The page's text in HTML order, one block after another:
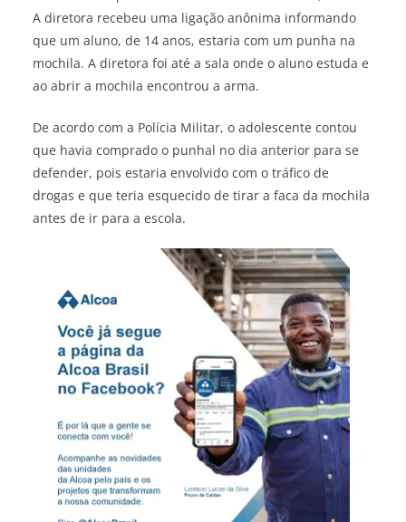
A diretora recebeu uma ligação anônima informando
que um aluno, de 14 anos, estaria com um punha na
mochila. A diretora foi até a sala onde o aluno estuda e
ao abrir a mochila encontrou a arma.
De acordo com a Polícia Militar, o adolescente contou
que havia comprado o punhal no dia anterior para se
defender, pois estaria envolvido com o tráfico de
drogas e que teria esquecido de tirar a faca da mochila
antes de ir para a escola.